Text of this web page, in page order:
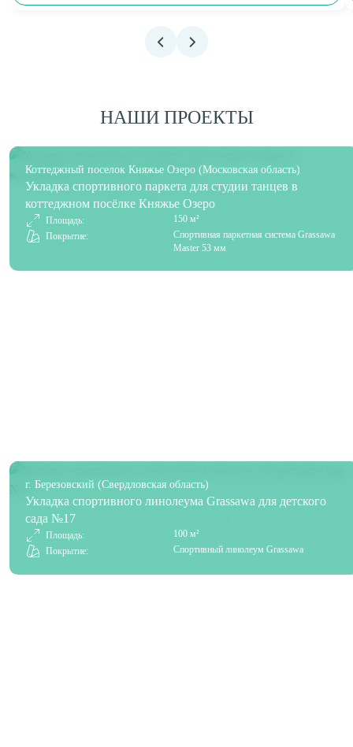
НАШИ ПРОЕКТЫ
Коттеджный поселок Княжье Озеро (Московская область)
Укладка спортивного паркета для студии танцев в
коттеджном посёлке Княжье Озеро
Площадь:
150 м²
Покрытие:
Спортивная паркетная система Grassawa
Master 53 мм
г. Березовский (Свердловская область)
Укладка спортивного линолеума Grassawa для детского
сада №17
Площадь:
100 м²
Покрытие:
Спортивный линолеум Grassawa